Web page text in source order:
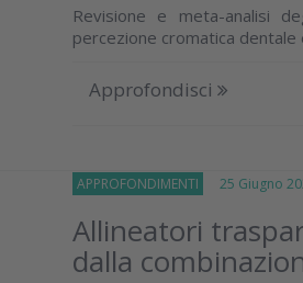
Revisione e meta-analisi
percezione cromatica dentale
Approfondisci
APPROFONDIMENTI 25 Giugno
Allineatori
dalla